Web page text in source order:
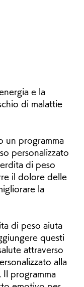
di malattie
un programma
personalizzato
di peso
il dolore delle
la
di peso aiuta
questi
attraverso
alla
Il programma